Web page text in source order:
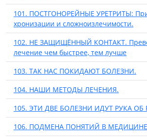
101. ПОСТГОНОРЕЙНЫЕ УРЕТРИТЫ:
хронизации и сложноизлечимости.
102. НЕ ЗАЩИЩЁННЫЙ КОНТАКТ.
лечение чем быстрее, тем лучше
103. ТАК НАС ПОКИДАЮТ БОЛЕЗНИ.
104. НАШИ МЕТОДЫ ЛЕЧЕНИЯ.
105. ЭТИ ДВЕ БОЛЕЗНИ ИДУТ РУКА ОБ
106. ПОДМЕНА ПОНЯТИЙ В МЕДИЦИНЕ